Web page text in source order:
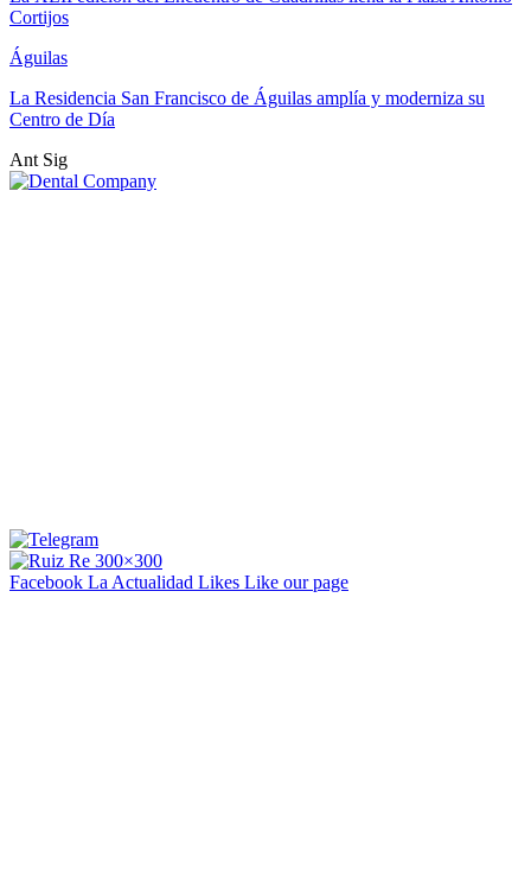
Cortijos
Águilas
La Residencia San Francisco de Águilas amplía y moderniza su
Centro de Día
Ant Sig
Facebook La Actualidad Likes Like our page